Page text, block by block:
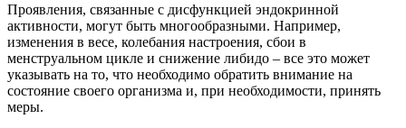
Проявления, связанные с дисфункцией эндокринной
активности, могут быть многообразными. Например,
изменения в весе, колебания настроения, сбои в
менструальном цикле и снижение либидо – все это может
указывать на то, что необходимо обратить внимание на
состояние своего организма и, при необходимости, принять
меры.